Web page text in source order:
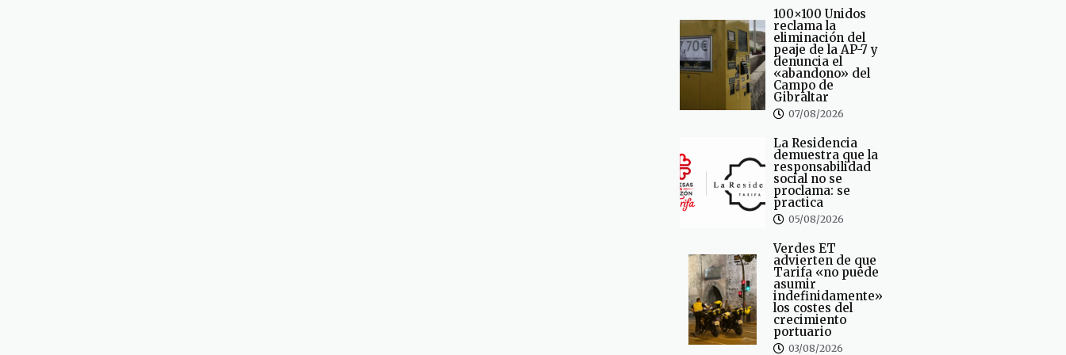
100×100 Unidos
reclama la
eliminación del
peaje de la AP-7 y
denuncia el
«abandono» del
Campo de
Gibraltar
07/08/2026
La Residencia
demuestra que la
responsabilidad
social no se
proclama: se
practica
05/08/2026
Verdes ET
advierten de que
Tarifa «no puede
asumir
indefinidamente»
los costes del
crecimiento
portuario
03/08/2026